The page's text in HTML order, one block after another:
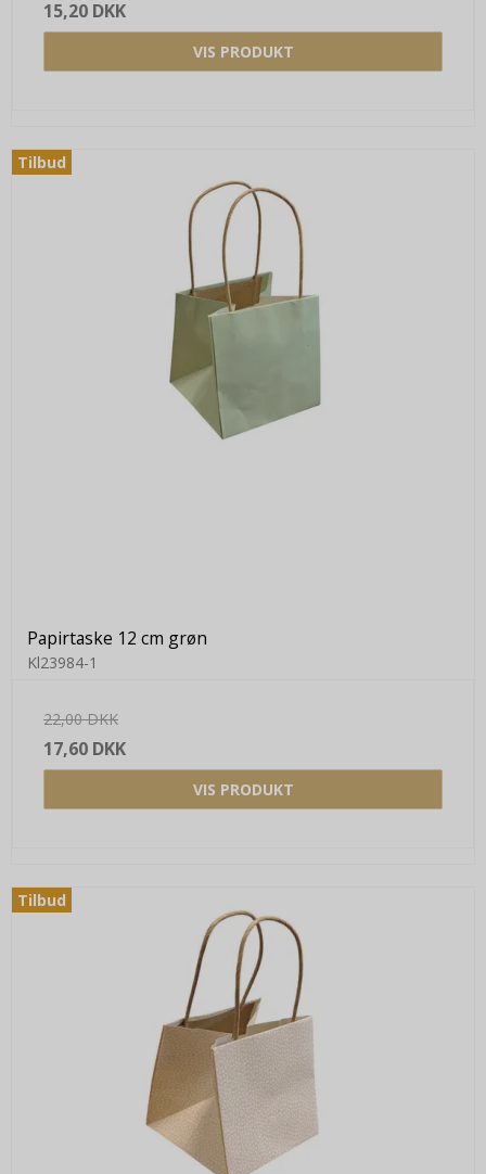
15,20 DKK
VIS PRODUKT
Tilbud
Papirtaske 12 cm grøn
Kl23984-1
22,00 DKK
17,60 DKK
VIS PRODUKT
Tilbud